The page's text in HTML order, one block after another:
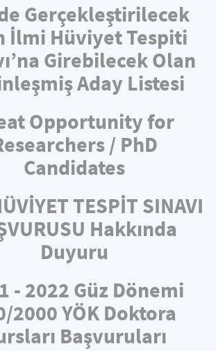
Gerçekleştirilecek
İlmi Hüviyet Tespiti
Girebilecek Olan
Aday Listesi
Opportunity for
/ PhD
Candidates
TESPİT SINAVI
Hakkında
Duyuru
- 2022 Güz Dönemi
2000 YÖK Doktora
Başvuruları